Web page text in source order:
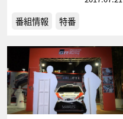
番組情報 特番